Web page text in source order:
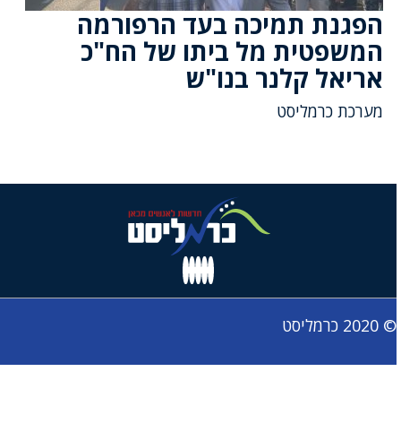
הפגנת תמיכה בעד הרפורמה
המשפטית מל ביתו של הח"כ
אריאל קלנר בנו"ש
מערכת כרמליסט
© 2020 כרמליסט